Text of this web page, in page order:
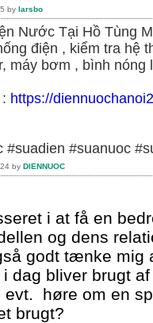
by larsbo
Nước Tại Hồ Tùng
điện , kiểm tra hệ
máy bơm , bình nóng
https://
#suadien #suanuoc
by DIENNUOC
i at få en
og dens
godt tænke mig
i dag bliver brugt
evt. høre om en
brugt?